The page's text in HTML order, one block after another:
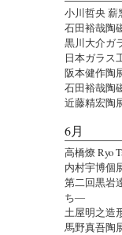
小川哲央 薪
石田裕哉陶
黒川大介ガ
日本ガラス
阪本健作陶
石田裕哉陶
近藤精宏陶
6月
高橋燎 Ryo
内村宇博個
第二回黒岩
ち―
土屋明之造
馬野真吾陶